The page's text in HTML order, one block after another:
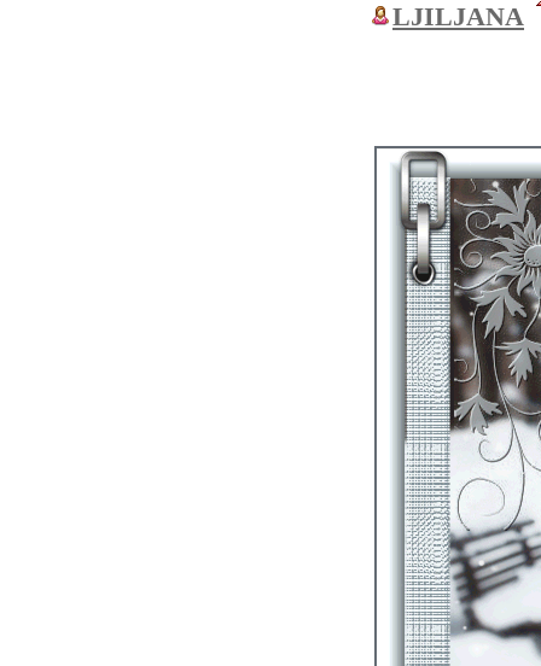
LJILJANA